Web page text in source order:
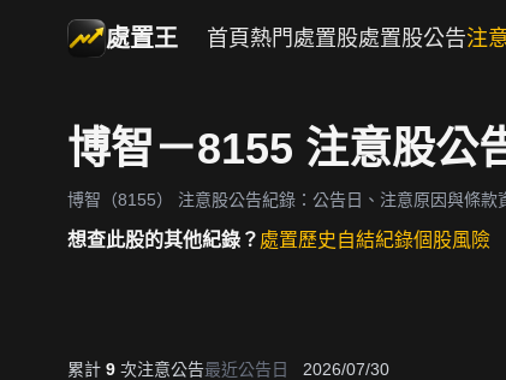
處置王 首頁 熱門處置股處置股公告注
博智－8155 注意股公
博智（8155） 注意股公告紀錄：公告日、注意原因與條款
想查此股的其他紀錄？ 處置歷史自結紀錄個股風險
累計 9 次注意公告最近公告日 2026/07/30